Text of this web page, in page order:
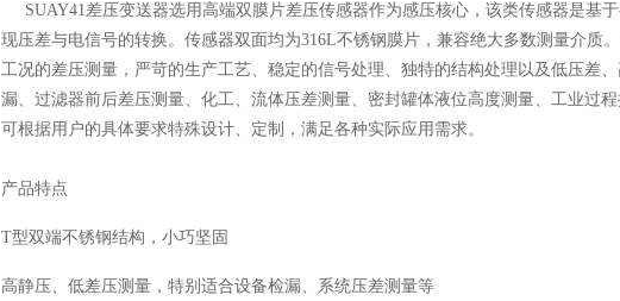
SUAY41差压变送器选用高端双膜片差压传感器作为感压核心，该类传感器是基
现压差与电信号的转换。传感器双面均为316L不锈钢膜片，兼容绝大多数测量介质
工况的差压测量，严苛的生产工艺、稳定的信号处理、独特的结构处理以及低压差
漏、过滤器前后差压测量、化工、流体压差测量、密封罐体液位高度测量、工业过程
可根据用户的具体要求特殊设计、定制，满足各种实际应用需求。
产品特点
T型双端不锈钢结构，小巧坚固
高静压、低差压测量，特别适合设备检漏、系统压差测量等